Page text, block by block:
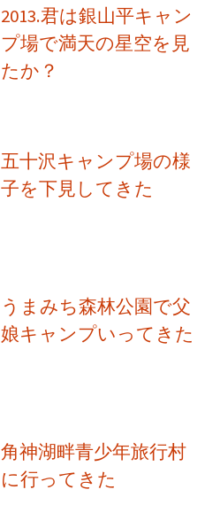
2013.君は銀山平キャン
プ場で満天の星空を見
たか？
五十沢キャンプ場の様
子を下見してきた
うまみち森林公園で父
娘キャンプいってきた
角神湖畔青少年旅行村
に行ってきた